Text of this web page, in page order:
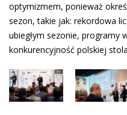
optymizmem, ponieważ
sezon, takie jak: rekordowa
ubiegłym sezonie, programy
konkurencyjność polskiej